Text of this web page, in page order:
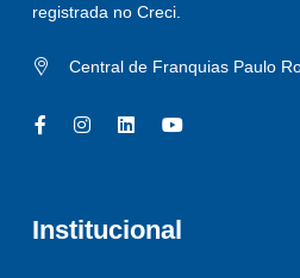
registrada no Creci.
Central de Franquias Paulo
Institucional